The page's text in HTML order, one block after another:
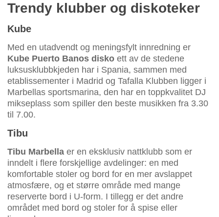
Trendy klubber og diskoteker
Kube
Med en utadvendt og meningsfylt innredning er
Kube Puerto Banos disko ett av de stedene
luksusklubbkjeden har i Spania, sammen med
etablissementer i Madrid og Tafalla Klubben ligger i
Marbellas sportsmarina, den har en toppkvalitet DJ
mikseplass som spiller den beste musikken fra 3.30
til 7.00.
Tibu
Tibu Marbella er en eksklusiv nattklubb som er
inndelt i flere forskjellige avdelinger: en med
komfortable stoler og bord for en mer avslappet
atmosfære, og et større område med mange
reserverte bord i U-form. I tillegg er det andre
området med bord og stoler for å spise eller